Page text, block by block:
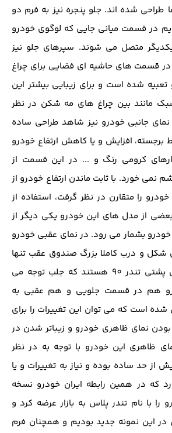
شده اند. جلو پنجره نیز به فرم دو
در قسمت میانی جایی که لوگوی خودرو
متصل می شوند. سپرهای جلو نیز
قسمت های حاشیه ای فضایی برای چراغ
شده است و برای زیبایی بیشتر این
مانند بین چراغ های مه شکن در نظر
جانبی خودرو نیز شاهد طراحی ساده
افزایش و یا کاهش ارتفاع خودرو
کرومی رنگ و ... در این قسمت از
نمی خورد. با ثابت ماندن ارتفاع خودرو از
را متقارن در نظر گرفت، استفاده از
از مدل های این خودرو یکی دیگر از
بشمار می رود. در نمای عقبی خودرو
شکل و درب کاملا بزرگ صندوق عقب تنها
قسمت هایی از نمای پشتی تندر 90 هستند که جلب توجه می
هم در قسمت جلویی و هم عقبی به
است که می توان این تغییرات را برای
نمای ظاهری خودرو و زیباتر شدن در
ظاهری این خودرو با توجه به در نظر
از حد ساده بوده و نیاز به تغییرات و یا
که در همین رابطه ایران خودرو نسخه
با نام تندر پلاس به بازار عرضه کرد و
در این نمونه جدید بودیم و همچنان فرم